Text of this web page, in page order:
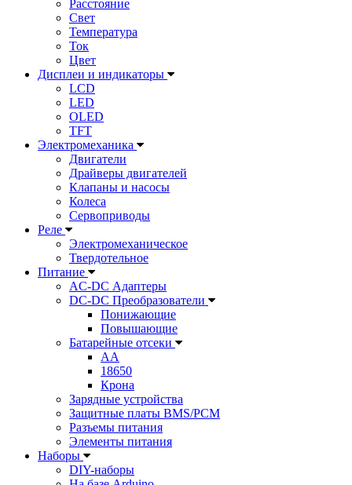
Расстояние
Свет
Температура
Ток
Цвет
Дисплеи и индикаторы
LCD
LED
OLED
TFT
Электромеханика
Двигатели
Драйверы двигателей
Клапаны и насосы
Колеса
Сервоприводы
Реле
Электромеханическое
Твердотельное
Питание
AC-DC Адаптеры
DC-DC Преобразователи
Понижающие
Повышающие
Батарейные отсеки
AA
18650
Крона
Зарядные устройства
Защитные платы BMS/PCM
Разъемы питания
Элементы питания
Наборы
DIY-наборы